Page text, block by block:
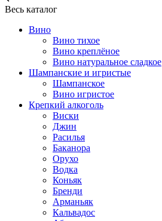
Весь каталог
Вино
Вино тихое
Вино креплёное
Вино натуральное сладкое
Шампанские и игристые
Шампанское
Вино игристое
Крепкий алкоголь
Виски
Джин
Расилья
Баканора
Орухо
Водка
Коньяк
Бренди
Арманьяк
Кальвадос